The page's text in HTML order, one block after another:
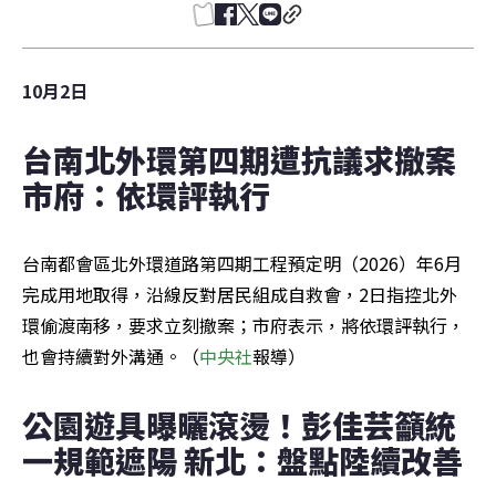
10月2日
台南北外環第四期遭抗議求撤案
市府：依環評執行
台南都會區北外環道路第四期工程預定明（2026）年6月
完成用地取得，沿線反對居民組成自救會，2日指控北外
環偷渡南移，要求立刻撤案；市府表示，將依環評執行，
也會持續對外溝通。（中央社報導）
公園遊具曝曬滾燙！彭佳芸籲統
一規範遮陽 新北：盤點陸續改善